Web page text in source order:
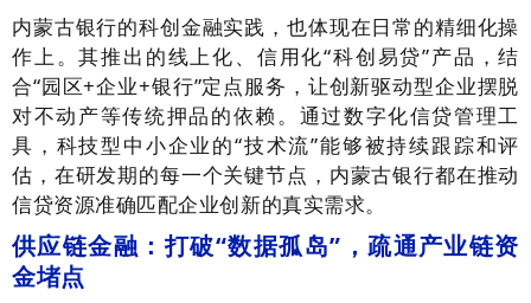
内蒙古银行的科创金融实践，也体现在日常的精细化操
作上。其推出的线上化、信用化“科创易贷”产品，结
合“园区+企业+银行”定点服务，让创新驱动型企业摆脱
对不动产等传统押品的依赖。通过数字化信贷管理工
具，科技型中小企业的“技术流”能够被持续跟踪和评
估，在研发期的每一个关键节点，内蒙古银行都在推动
信贷资源准确匹配企业创新的真实需求。
供应链金融：打破“数据孤岛”，疏通产业链资
金堵点